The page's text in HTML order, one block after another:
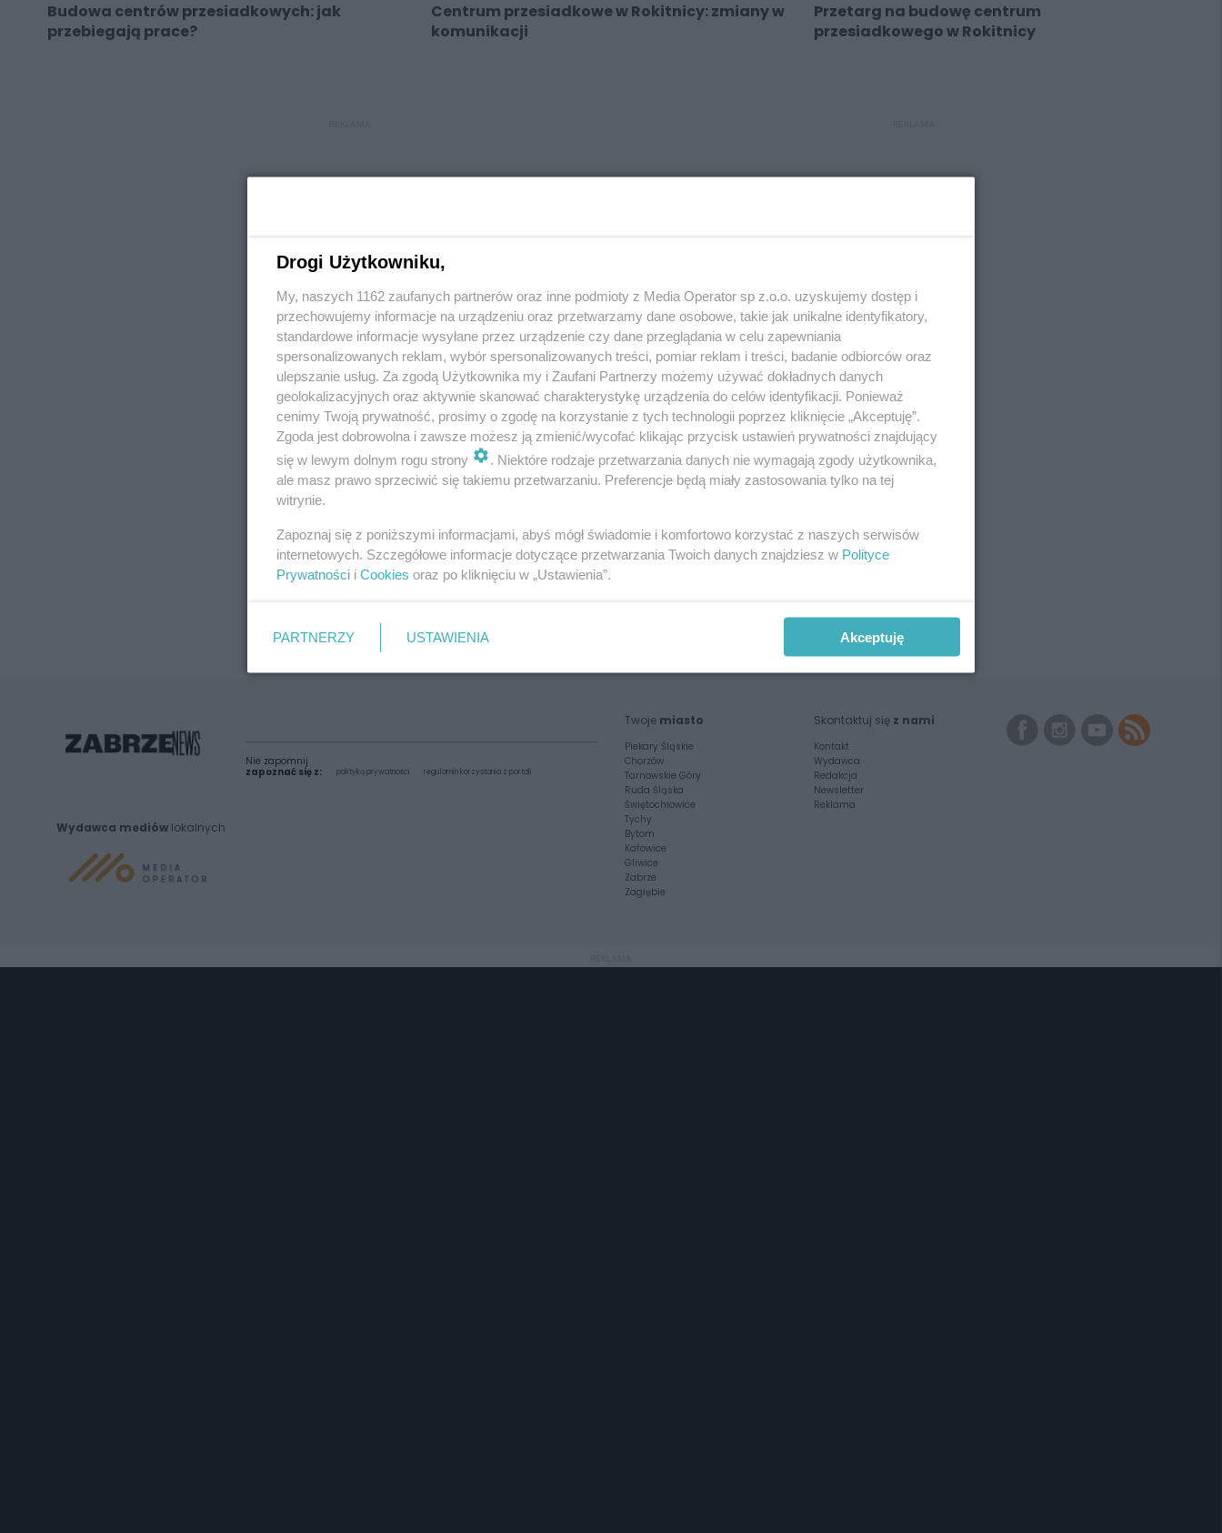
Budowa centrów przesiadkowych: jak
przebiegają prace?
Centrum przesiadkowe w Rokitnicy: zmiany w
komunikacji
Przetarg na budowę centrum
przesiadkowego w Rokitnicy
REKLAMA
Wydawca mediów lokalnych
Nie zapomnij
zapoznać się z:
polityką prywatności regulamin korzystania z portali
Twoje miasto
Piekary Śląskie
Chorzów
Tarnowskie Góry
Ruda Śląska
Świętochłowice
Tychy
Bytom
Katowice
Gliwice
Zabrze
Zagłębie
Skontaktuj się z nami
Kontakt
Wydawca
Redakcja
Newsletter
Reklama
Drogi Użytkowniku,
My, naszych 1162 zaufanych partnerów oraz inne podmioty z Media Operator sp z.o.o. uzyskujemy dostęp i
przechowujemy informacje na urządzeniu oraz przetwarzamy dane osobowe, takie jak unikalne identyfikatory,
standardowe informacje wysyłane przez urządzenie czy dane przeglądania w celu zapewniania
spersonalizowanych reklam, wybór spersonalizowanych treści, pomiar reklam i treści, badanie odbiorców oraz
ulepszanie usług. Za zgodą Użytkownika my i Zaufani Partnerzy możemy używać dokładnych danych
geolokalizacyjnych oraz aktywnie skanować charakterystykę urządzenia do celów identyfikacji. Ponieważ
cenimy Twoją prywatność, prosimy o zgodę na korzystanie z tych technologii poprzez kliknięcie „Akceptuję”.
Zgoda jest dobrowolna i zawsze możesz ją zmienić/wycofać klikając przycisk ustawień prywatności znajdujący
się w lewym dolnym rogu strony
. Niektóre rodzaje przetwarzania danych nie wymagają zgody użytkownika,
ale masz prawo sprzeciwić się takiemu przetwarzaniu. Preferencje będą miały zastosowania tylko na tej
witrynie.
Zapoznaj się z poniższymi informacjami, abyś mógł świadomie i komfortowo korzystać z naszych serwisów
internetowych. Szczegółowe informacje dotyczące przetwarzania Twoich danych znajdziesz w Polityce
Prywatności i Cookies oraz po kliknięciu w „Ustawienia”.
PARTNERZY USTAWIENIA Akceptuję